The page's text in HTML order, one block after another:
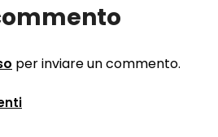
per inviare un commento.